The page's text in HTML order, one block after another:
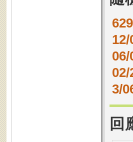
3/
回